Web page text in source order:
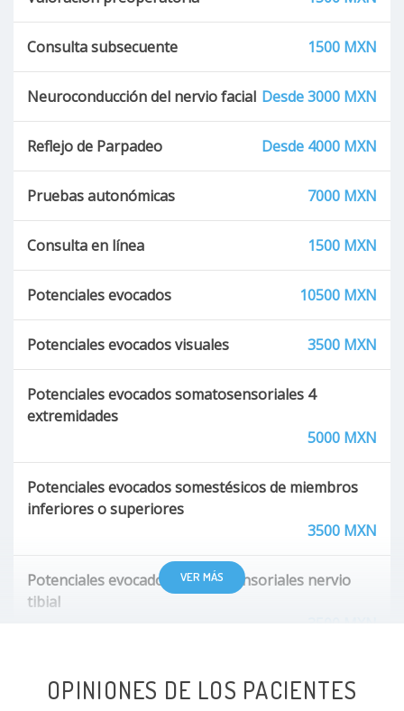
Consulta subsecuente 1500 MXN
Neuroconducción del nervio facial Desde 3000 MXN
Reflejo de Parpadeo Desde 4000 MXN
Pruebas autonómicas 7000 MXN
Consulta en línea 1500 MXN
Potenciales evocados 10500 MXN
Potenciales evocados visuales 3500 MXN
Potenciales evocados somatosensoriales 4
extremidades
5000 MXN
Potenciales evocados somestésicos de miembros
inferiores o superiores
3500 MXN
Potenciales evocados somatosensoriales nervio
tibial
3500 MXN
mediano
VER MÁS
OPINIONES DE LOS PACIENTES